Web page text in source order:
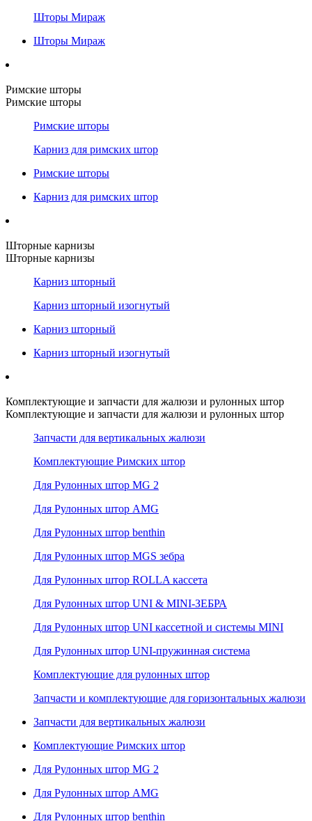
Шторы Мираж
Шторы Мираж
Римские шторы
Римские шторы
Римские шторы
Карниз для римских штор
Римские шторы
Карниз для римских штор
Шторные карнизы
Шторные карнизы
Карниз шторный
Карниз шторный изогнутый
Карниз шторный
Карниз шторный изогнутый
Комплектующие и запчасти для жалюзи и рулонных штор
Комплектующие и запчасти для жалюзи и рулонных штор
Запчасти для вертикальных жалюзи
Комплектующие Римских штор
Для Рулонных штор MG 2
Для Рулонных штор AMG
Для Рулонных штор benthin
Для Рулонных штор MGS зебра
Для Рулонных штор ROLLA кассета
Для Рулонных штор UNI & MINI-ЗЕБРА
Для Рулонных штор UNI кассетной и системы MINI
Для Рулонных штор UNI-пружинная система
Комплектующие для рулонных штор
Запчасти и комплектующие для горизонтальных жалюзи
Запчасти для вертикальных жалюзи
Комплектующие Римских штор
Для Рулонных штор MG 2
Для Рулонных штор AMG
Для Рулонных штор benthin